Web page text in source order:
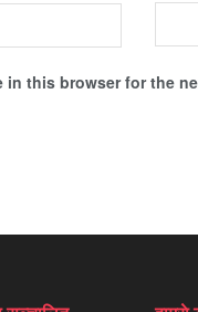
in this browser for the